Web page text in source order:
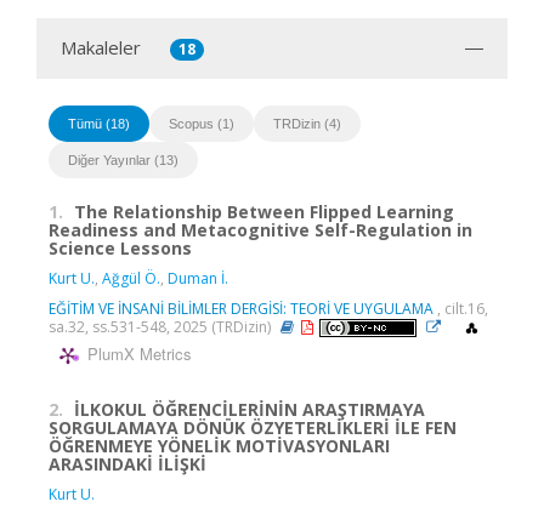
Makaleler 18
Tümü (18) Scopus (1) TRDizin (4)
Diğer Yayınlar (13)
1. The Relationship Between Flipped Learning
Readiness and Metacognitive Self-Regulation in
Science Lessons
Kurt U., Ağgül Ö., Duman İ.
EĞİTİM VE İNSANİ BİLİMLER DERGİSİ: TEORİ VE UYGULAMA , cilt.16,
sa.32, ss.531-548, 2025 (TRDizin)
PlumX Metrics
2. İLKOKUL ÖĞRENCİLERİNİN ARAŞTIRMAYA
SORGULAMAYA DÖNÜK ÖZYETERLİKLERİ İLE FEN
ÖĞRENMEYE YÖNELİK MOTİVASYONLARI
ARASINDAKİ İLİŞKİ
Kurt U.